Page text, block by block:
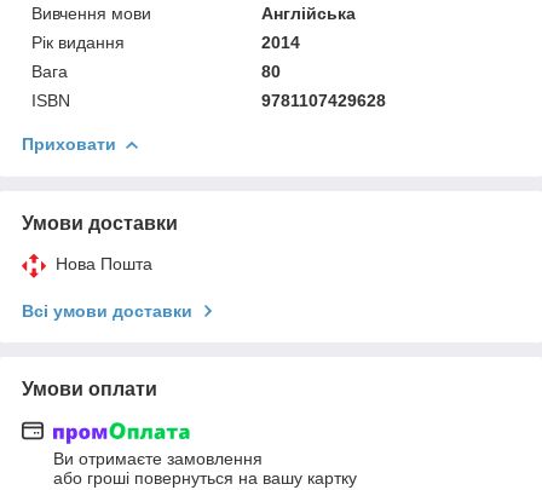
Вивчення мови
Англійська
Рік видання
2014
Вага
80
ISBN
9781107429628
Приховати
Умови доставки
Нова Пошта
Всі умови доставки
Умови оплати
Ви отримаєте замовлення
або гроші повернуться на вашу картку